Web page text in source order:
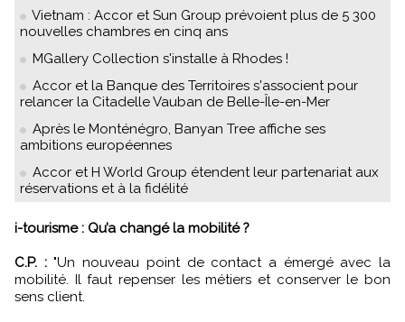
Vietnam : Accor et Sun Group prévoient plus de 5 300
nouvelles chambres en cinq ans
MGallery Collection s'installe à Rhodes !
Accor et la Banque des Territoires s'associent pour
relancer la Citadelle Vauban de Belle-Île-en-Mer
Après le Monténégro, Banyan Tree affiche ses
ambitions européennes
Accor et H World Group étendent leur partenariat aux
réservations et à la fidélité
i-tourisme : Qu’a changé la mobilité ?
C.P. :"Un nouveau point de contact a émergé avec la
mobilité. Il faut repenser les métiers et conserver le bon
sens client.